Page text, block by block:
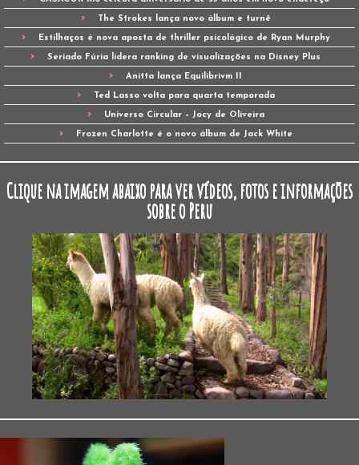
The Strokes lança novo álbum e turnê
Estilhaços é nova aposta de thriller psicológico de Ryan Murphy
Seriado Fúria lidera ranking de visualizações na Disney Plus
Anitta lança Equilibrivm II
Ted Lasso volta para quarta temporada
Universo Circular – Jocy de Oliveira
Frozen Charlotte é o novo álbum de Jack White
Clique na imagem abaixo para ver vídeos, fotos e informações
sobre o Peru